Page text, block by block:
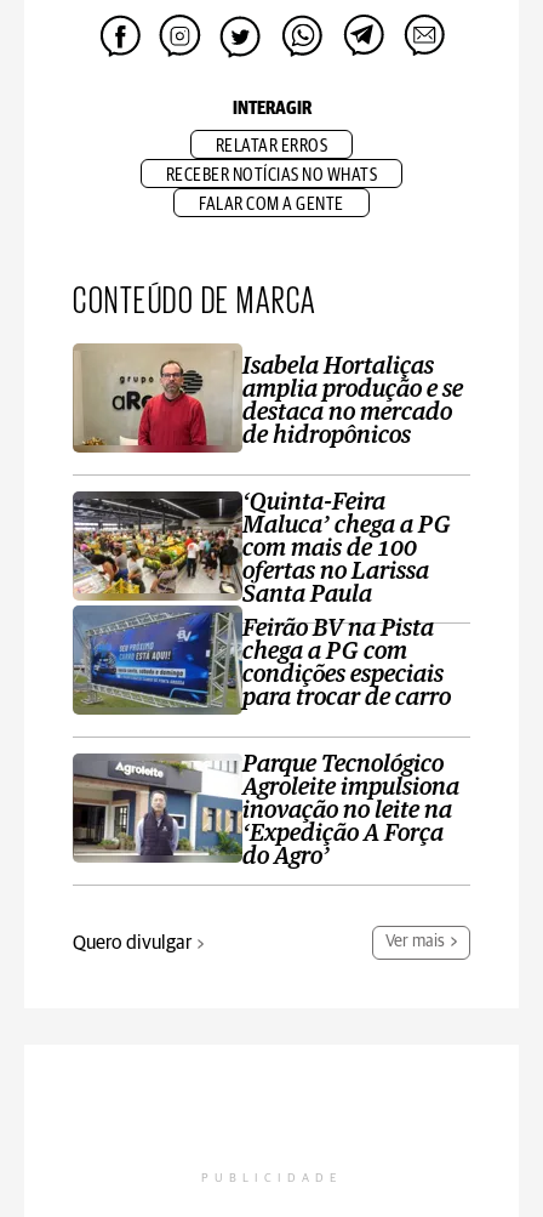
INTERAGIR
RELATAR ERROS
RECEBER NOTÍCIAS NO WHATS
FALAR COM A GENTE
CONTEÚDO DE MARCA
Isabela Hortaliças
amplia produção e se
destaca no mercado
de hidropônicos
‘Quinta-Feira
Maluca’ chega a PG
com mais de 100
ofertas no Larissa
Santa Paula
Feirão BV na Pista
chega a PG com
condições especiais
para trocar de carro
Parque Tecnológico
Agroleite impulsiona
inovação no leite na
‘Expedição A Força
do Agro’
Quero divulgar Ver mais
PUBLICIDADE